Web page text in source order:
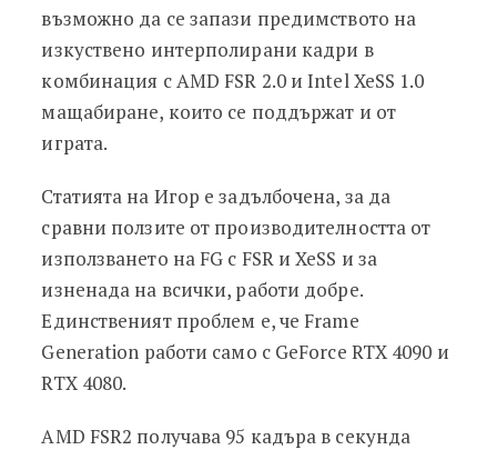
възможно да се запази предимството на
изкуствено интерполирани кадри в
комбинация с AMD FSR 2.0 и Intel XeSS 1.0
мащабиране, които се поддържат и от
играта.
Статията на Игор е задълбочена, за да
сравни ползите от производителността от
използването на FG с FSR и XeSS и за
изненада на всички, работи добре.
Единственият проблем е, че Frame
Generation работи само с GeForce RTX 4090 и
RTX 4080.
AMD FSR2 получава 95 кадъра в секунда